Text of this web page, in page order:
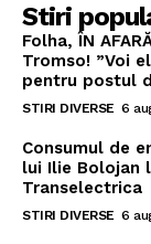
Stiri
Folha, ÎN
Tromso! ”Voi
pentru postul
STIRI DIVERSE 6
Consumul de
lui Ilie Bolojan
Transelectrica
STIRI DIVERSE 6